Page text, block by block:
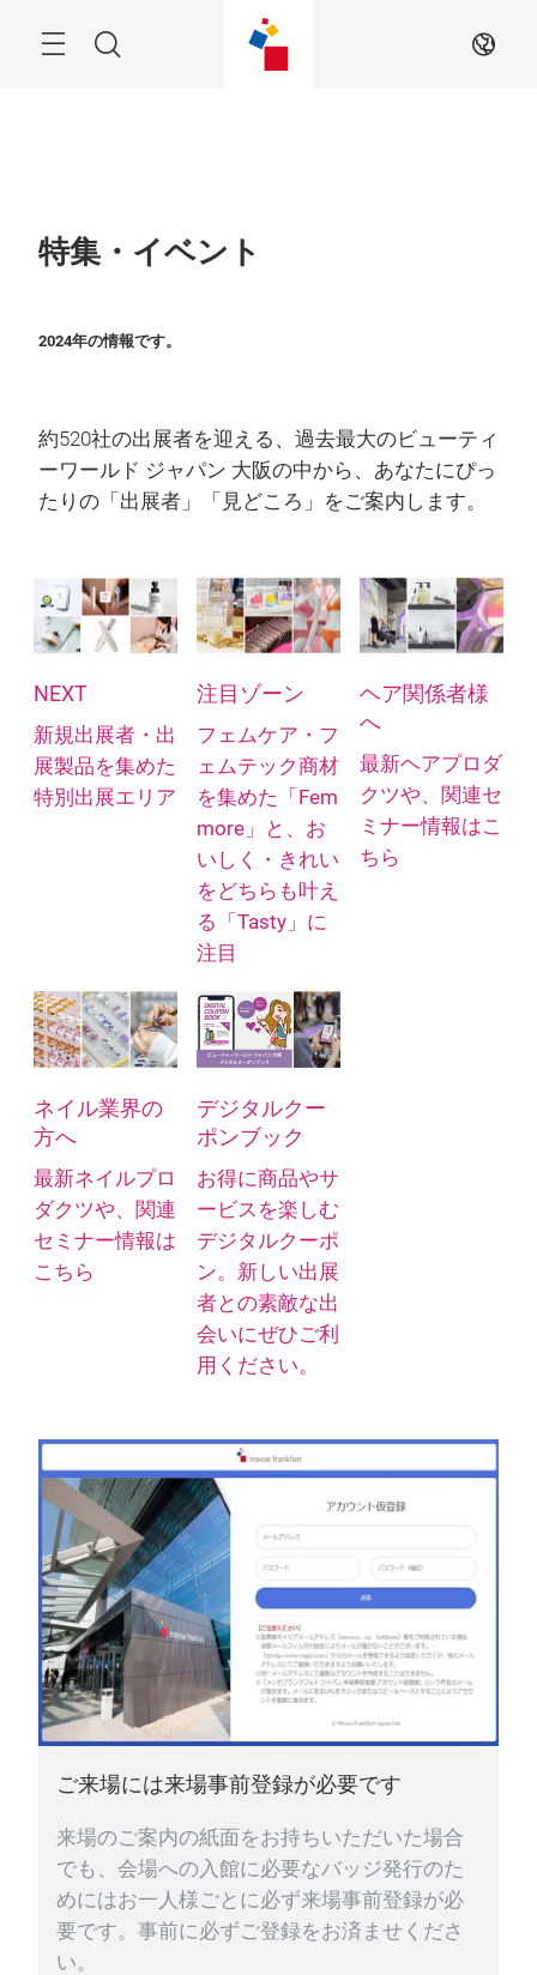
JA
特集・イベント
2024年の情報です。
約520社の出展者を迎える、過去最大のビューティ
ーワールド ジャパン 大阪の中から、あなたにぴっ
たりの「出展者」「見どころ」をご案内します。
NEXT
新規出展者・出
展製品を集めた
特別出展エリア
注目ゾーン
フェムケア・フ
ェムテック商材
を集めた「Fem
more」と、お
いしく・きれい
をどちらも叶え
る「Tasty」に
注目
ヘア関係者様
へ
最新ヘアプロダ
クツや、関連セ
ミナー情報はこ
ちら
ネイル業界の
方へ
最新ネイルプロ
ダクツや、関連
セミナー情報は
こちら
デジタルクー
ポンブック
お得に商品やサ
ービスを楽しむ
デジタルクーポ
ン。新しい出展
者との素敵な出
会いにぜひご利
用ください。
ご来場には来場事前登録が必要です
来場のご案内の紙面をお持ちいただいた場合
でも、会場への入館に必要なバッジ発行のた
めにはお一人様ごとに必ず来場事前登録が必
要です。事前に必ずご登録をお済ませくださ
い。